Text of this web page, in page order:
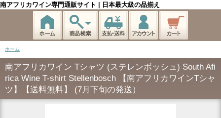
南アフリカワイン専門通販サイト | 日本最大級の品揃え
ホーム
南アフリカワイン Tシャツ (ステレンボッシュ) South Afi
rica Wine T-shirt Stellenbosch 【南アフリカワインTシャ
ツ】【送料無料】 (7月下旬の発送）